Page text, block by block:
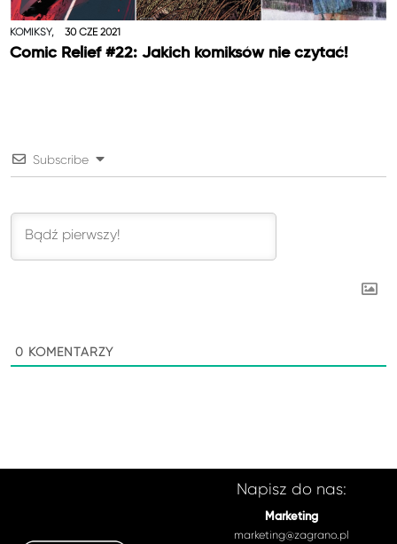
KOMIKSY, 30 CZE 2021
Comic Relief #22: Jakich komiksów nie czytać!
Subscribe
0 KOMENTARZY
Napisz do nas:
Marketing
marketing@zagrano.pl